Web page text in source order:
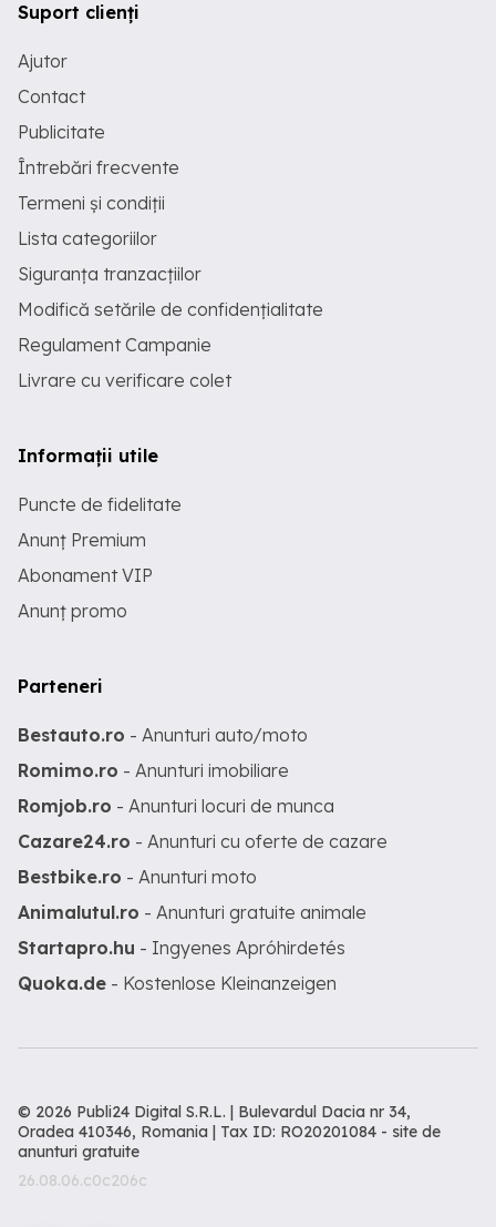
Suport clienți
Ajutor
Contact
Publicitate
Întrebări frecvente
Termeni și condiții
Lista categoriilor
Siguranța tranzacțiilor
Modifică setările de confidențialitate
Regulament Campanie
Livrare cu verificare colet
Informații utile
Puncte de fidelitate
Anunț Premium
Abonament VIP
Anunț promo
Parteneri
Bestauto.ro - Anunturi auto/moto
Romimo.ro - Anunturi imobiliare
Romjob.ro - Anunturi locuri de munca
Cazare24.ro - Anunturi cu oferte de cazare
Bestbike.ro - Anunturi moto
Animalutul.ro - Anunturi gratuite animale
Startapro.hu - Ingyenes Apróhirdetés
Quoka.de - Kostenlose Kleinanzeigen
© 2026 Publi24 Digital S.R.L. | Bulevardul Dacia nr 34,
Oradea 410346, Romania | Tax ID: RO20201084 - site de
anunturi gratuite
26.08.06.c0c206c